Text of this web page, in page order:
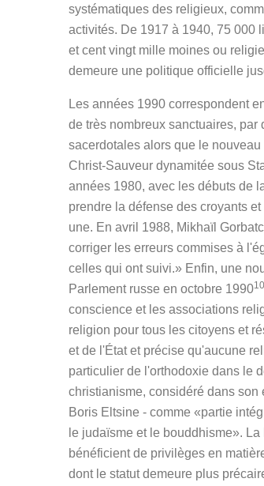
systématiques des religieux,
activités. De 1917 à 1940, 75 000
et cent vingt mille moines ou
demeure une politique officielle
Les années 1990 correspondent
de très nombreux sanctuaires,
sacerdotales alors que le
Christ-Sauveur dynamitée sous
années 1980, avec les débuts de
prendre la défense des croyants
une. En avril 1988, Mikhaïl
corriger les erreurs commises à
celles qui ont suivi.» Enfin, une
Parlement russe en octobre 199010
conscience et les associations
religion pour tous les citoyens et
et de l'État et précise qu'aucune
particulier de l'orthodoxie dans le
christianisme, considéré dans son
Boris Eltsine - comme «partie
le judaïsme et le bouddhisme».
bénéficient de privilèges en
dont le statut demeure plus